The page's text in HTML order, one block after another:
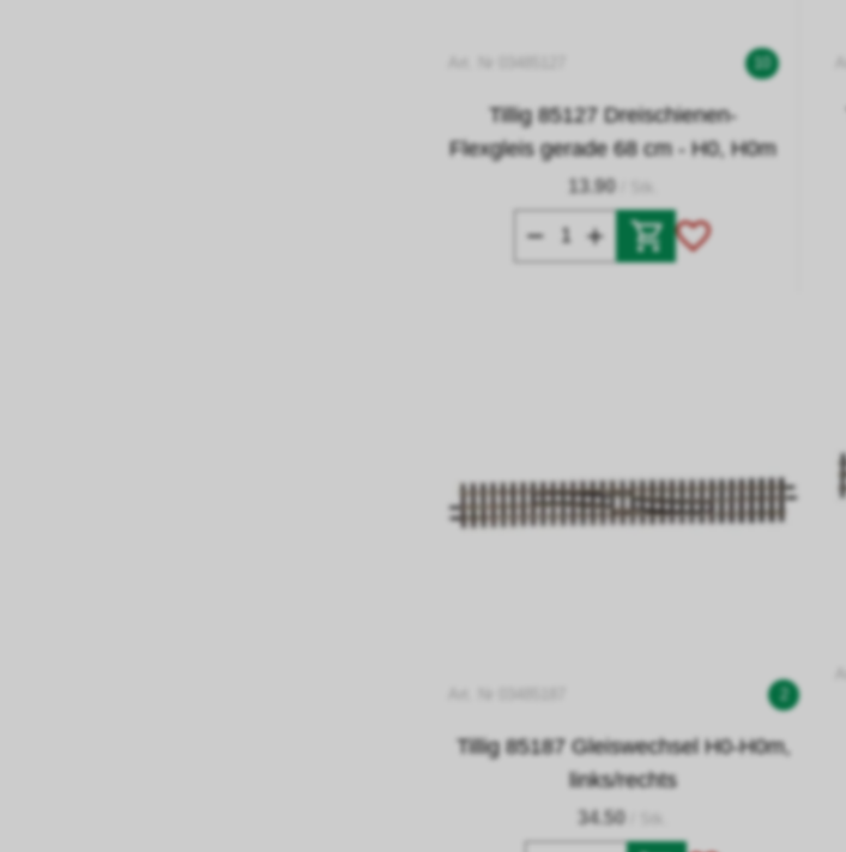
10
Tillig 85127 Dreischienen-
Flexgleis gerade 68 cm - H0, H0m
13.90
Tillig 85187 Gleiswechsel H0-H0m,
links/rechts
34.50